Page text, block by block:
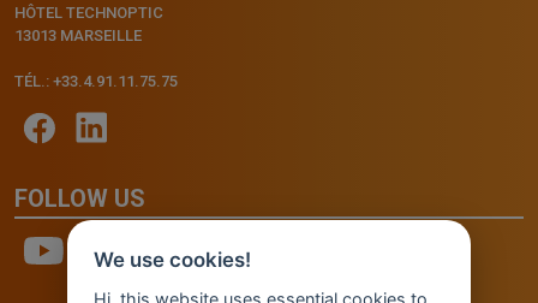
HÔTEL TECHNOPTIC
13013 MARSEILLE
TÉL.: +33.4.91.11.75.75
FOLLOW US
We use cookies!
Hi, this website uses essential cookies to